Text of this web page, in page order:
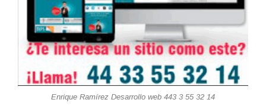
Enrique Ramírez Desarrollo web 443 3 55 32 14